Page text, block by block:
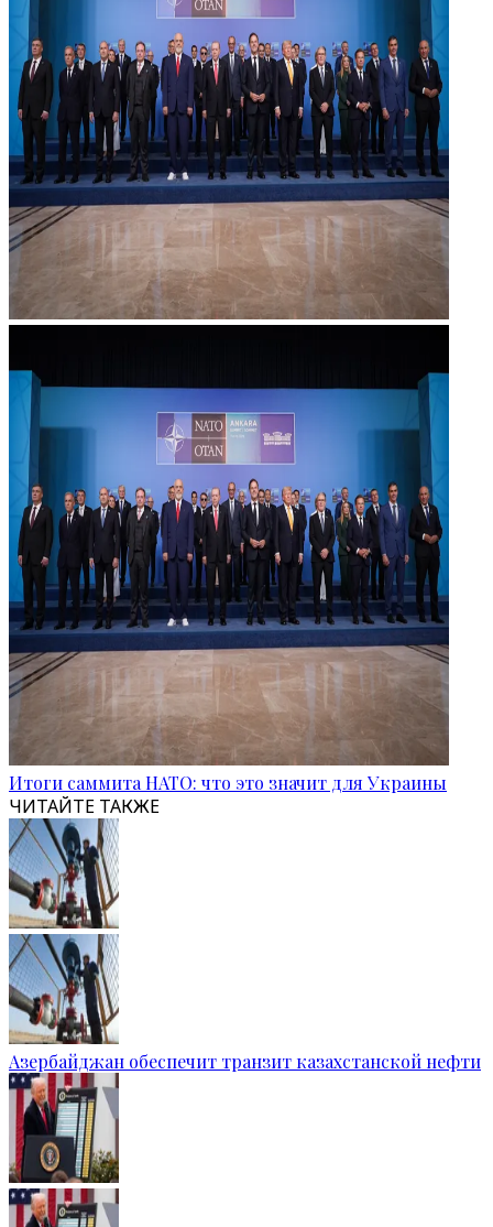
Итоги саммита НАТО: что это значит для Украины
ЧИТАЙТЕ ТАКЖЕ
Азербайджан обеспечит транзит казахстанской нефти